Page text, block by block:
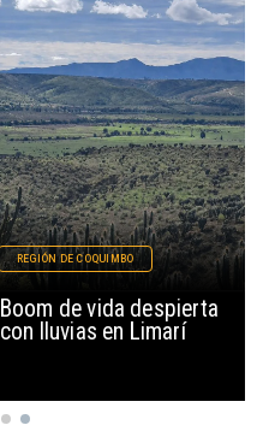
Boom de vida despierta
con lluvias en Limarí
REGIÓN DE COQUIMBO